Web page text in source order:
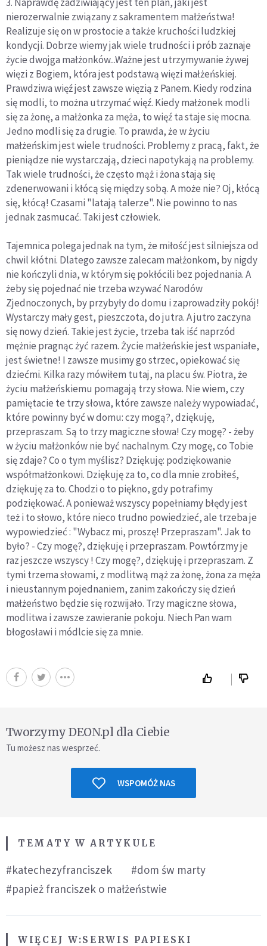
nierozerwalnie związany z sakramentem małżeństwa!
Realizuje się on w prostocie a także kruchości ludzkiej
kondycji. Dobrze wiemy jak wiele trudności i prób zaznaje
życie dwojga małżonków...Ważne jest utrzymywanie żywej
więzi z Bogiem, która jest podstawą więzi małżeńskiej.
Prawdziwa więź jest zawsze więzią z Panem. Kiedy rodzina
się modli, to można utrzymać więź. Kiedy małżonek modli
się za żonę, a małżonka za męża, to więź ta staje się mocna.
Jedno modli się za drugie. To prawda, że w życiu
małżeńskim jest wiele trudności. Problemy z pracą, fakt, że
pieniądze nie wystarczają, dzieci napotykają na problemy.
Tak wiele trudności, że często mąż i żona stają się
zdenerwowani i kłócą się między sobą. A może nie? Oj, kłócą
się, kłócą! Czasami "latają talerze". Nie powinno to nas
jednak zasmucać. Taki jest człowiek.
Tajemnica polega jednak na tym, że miłość jest silniejsza od
chwil kłótni. Dlatego zawsze zalecam małżonkom, by nigdy
nie kończyli dnia, w którym się pokłócili bez pojednania. A
żeby się pojednać nie trzeba wzywać Narodów
Zjednoczonych, by przybyły do domu i zaprowadziły pokój!
Wystarczy mały gest, pieszczota, do jutra. A jutro zaczyna
się nowy dzień. Takie jest życie, trzeba tak iść naprzód
mężnie pragnąc żyć razem. Życie małżeńskie jest wspaniałe,
jest świetne! I zawsze musimy go strzec, opiekować się
dziećmi. Kilka razy mówiłem tutaj, na placu św. Piotra, że
życiu małżeńskiemu pomagają trzy słowa. Nie wiem, czy
pamiętacie te trzy słowa, które zawsze należy wypowiadać,
które powinny być w domu: czy mogą?, dziękuję,
przepraszam. Są to trzy magiczne słowa! Czy mogę? - żeby
w życiu małżonków nie być nachalnym. Czy mogę, co Tobie
się zdaje? Co o tym myślisz? Dziękuję: podziękowanie
współmałżonkowi. Dziękuję za to, co dla mnie zrobiłeś,
dziękuję za to. Chodzi o to piękno, gdy potrafimy
podziękować. A ponieważ wszyscy popełniamy błędy jest
też i to słowo, które nieco trudno powiedzieć, ale trzeba je
wypowiedzieć : "Wybacz mi, proszę! Przepraszam". Jak to
było? - Czy mogę?, dziękuję i przepraszam. Powtórzmy je
raz jeszcze wszyscy ! Czy mogę?, dziękuję i przepraszam. Z
tymi trzema słowami, z modlitwą mąż za żonę, żona za męża
i nieustannym pojednaniem, zanim zakończy się dzień
małżeństwo będzie się rozwijało. Trzy magiczne słowa,
modlitwa i zawsze zawieranie pokoju. Niech Pan wam
błogosławi i módlcie się za mnie.
Tworzymy DEON.pl dla Ciebie
Tu możesz nas wesprzeć.
WSPOMÓŻ NAS
TEMATY W ARTYKULE
#katechezyfranciszek
#dom św marty
#papież franciszek o małżeństwie
WIĘCEJ W:SERWIS PAPIESKI